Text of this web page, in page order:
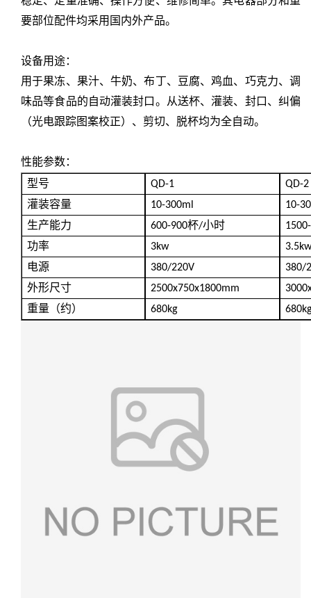
要部位配件均采用国内外产品。
设备用途：
用于果冻、果汁、牛奶、布丁、豆腐、鸡血、巧克力、调
味品等食品的自动灌装封口。从送杯、灌装、封口、纠偏
（光电跟踪图案校正）、剪切、脱杯均为全自动。
性能参数：
型号
QD-1 QD-2
灌装容量 10-300ml 10-
生产能力 600-900杯/小时
功率 3kw 3.5kw
电源 380/220V 380/
外形尺寸 2500x750x1800mm
重量（约） 680kg